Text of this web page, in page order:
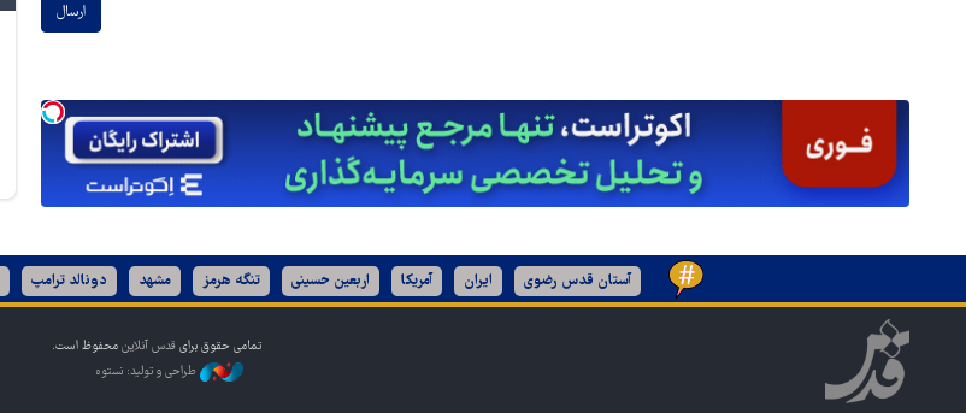
ارسال
آستان قدس رضوی ایران آمریکا اربعین حسینی تنگه هرمز مشهد دونالد ترامپ
تمامی حقوق برای قدس آنلاین محفوظ است.
طراحی و تولید: نستوه